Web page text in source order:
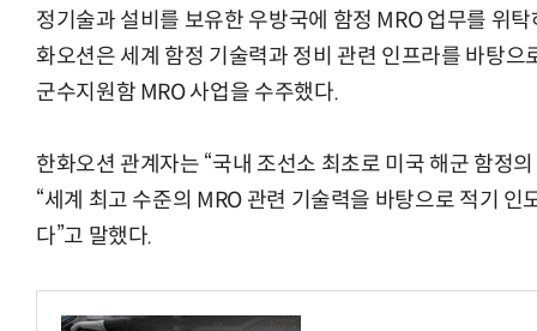
정기술과 설비를 보유한 우방국에 함정 MRO 업무를 위
화오션은 세계 함정 기술력과 정비 관련 인프라를 바탕
군수지원함 MRO 사업을 수주했다.
한화오션 관계자는 “국내 조선소 최초로 미국 해군 함정
“세계 최고 수준의 MRO 관련 기술력을 바탕으로 적기
다”고 말했다.